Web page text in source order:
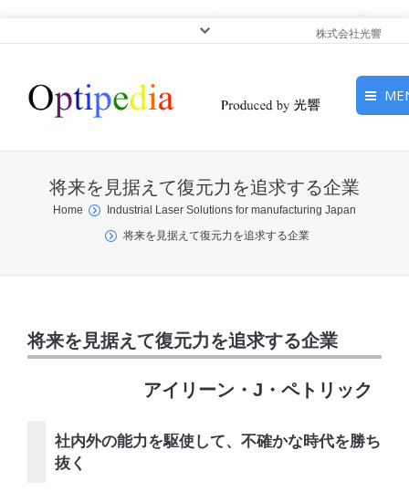
株式会社光響
ピックアップ
光基礎・光源
サービス
将来を見据えて復元力を追求する企業
You are here:
Home
Industrial Laser Solutions for manufacturing Japan
将来を見据えて復元力を追求する企業
将来を見据えて復元力を追求する企業
アイリーン・J・ペトリック
社内外の能力を駆使して、不確かな時代を勝ち
抜く